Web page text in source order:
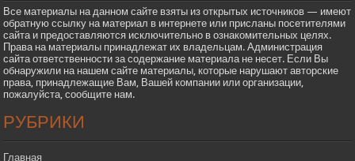
Все материалы на данном сайте взяты из открытых источников — имеют
обратную ссылку на материал в интернете или присланы посетителями
сайта и предоставляются исключительно в ознакомительных целях.
Права на материалы принадлежат их владельцам. Администрация
сайта ответственности за содержание материала не несет. Если Вы
обнаружили на нашем сайте материалы, которые нарушают авторские
права, принадлежащие Вам, Вашей компании или организации,
пожалуйста, сообщите нам.
РУБРИКИ
Главная